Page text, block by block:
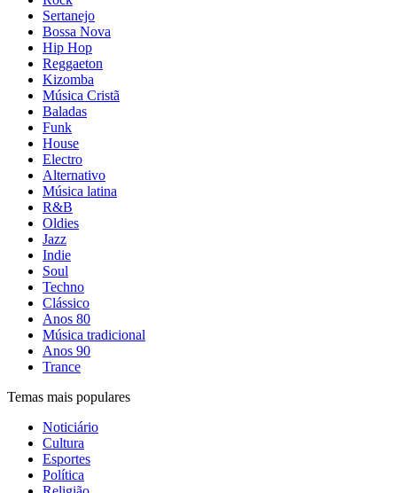
Sertanejo
Bossa Nova
Hip Hop
Reggaeton
Kizomba
Música Cristã
Baladas
Funk
House
Electro
Alternativo
Música latina
R&B
Oldies
Jazz
Indie
Soul
Techno
Clássico
Anos 80
Música tradicional
Anos 90
Trance
Temas mais populares
Noticiário
Cultura
Esportes
Política